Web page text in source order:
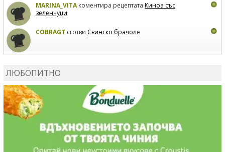
MARINA_VITAкоментира рецептата Киноа със
зеленчуци
COBRAGT сготви Свинско брачоле
DANKOLOVAсготвиФокача със синьо сирене, лук и
орехи
ЛЮБОПИТНО